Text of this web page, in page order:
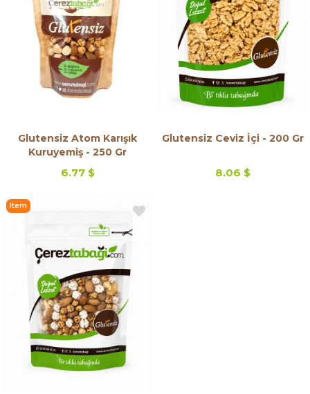
Glutensiz Atom Karışık
Kuruyemiş - 250 Gr
6.77 $
Glutensiz Ceviz İçi - 200 Gr
8.06 $
Item